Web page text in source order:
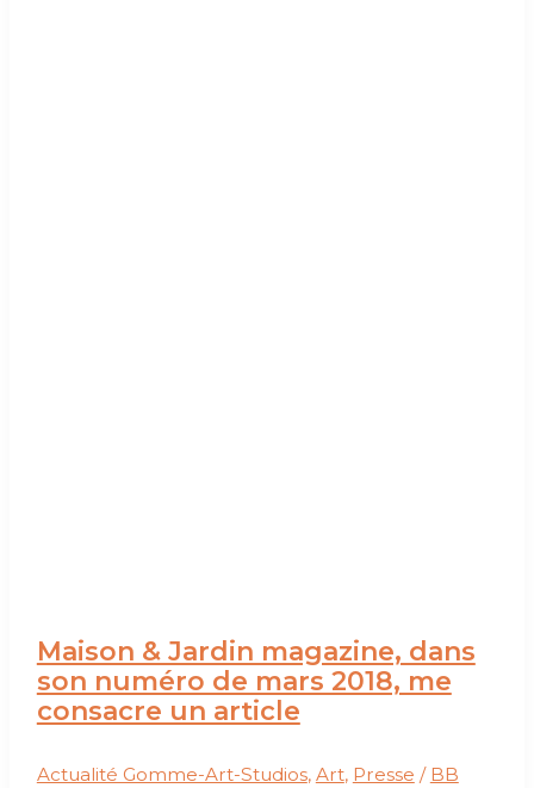
Maison & Jardin magazine, dans
son numéro de mars 2018, me
consacre un article
Actualité Gomme-Art-Studios, Art, Presse / BB